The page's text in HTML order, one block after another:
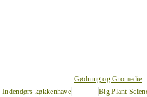
Indendørs køkkenhave
Gødning og Gromedie
Big Plant